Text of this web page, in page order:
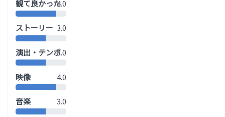
観て良かった4.0
ストーリー 3.0
演出・テンポ3.0
映像 4.0
音楽 3.0